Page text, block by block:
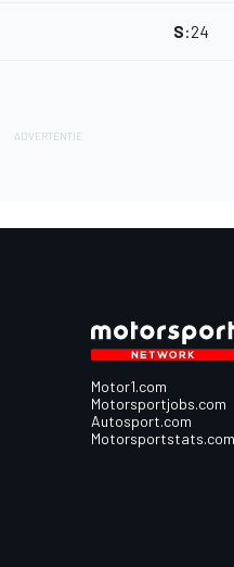
S:24
Motor1.com
Motorsportjobs.com
Autosport.com
Motorsportstats.com